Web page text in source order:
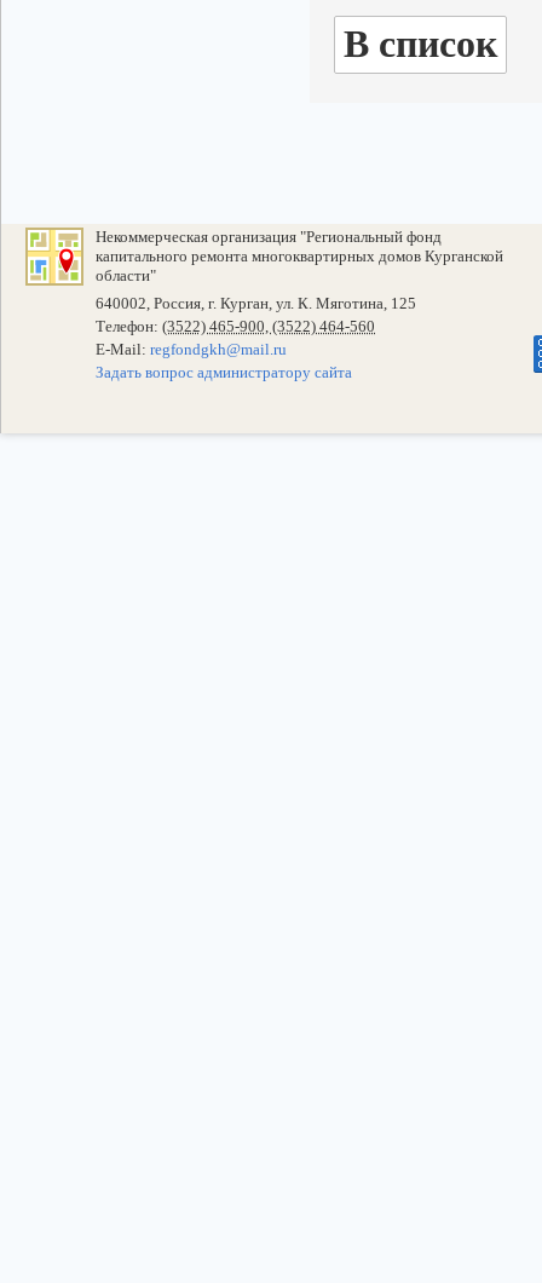
В список
Некоммерческая организация "Региональный фонд
капитального ремонта многоквартирных домов Курганской
области"
640002, Россия, г. Курган, ул. К. Мяготина, 125
Телефон: (3522) 465-900, (3522) 464-560
E-Mail: regfondgkh@mail.ru
Задать вопрос администратору сайта